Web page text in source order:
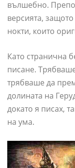
вълшебно.
версията,
нокти, които
Като странична
писане.
трябваше да
долината на
докато я писах,
на ума.